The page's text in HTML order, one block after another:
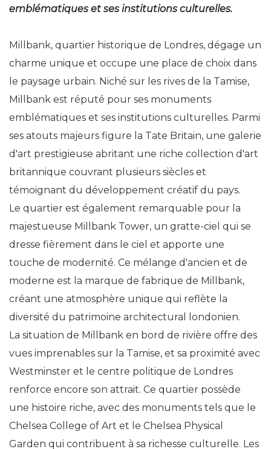
emblématiques et ses institutions culturelles.
Millbank, quartier historique de Londres, dégage un
charme unique et occupe une place de choix dans
le paysage urbain. Niché sur les rives de la Tamise,
Millbank est réputé pour ses monuments
emblématiques et ses institutions culturelles. Parmi
ses atouts majeurs figure la Tate Britain, une galerie
d'art prestigieuse abritant une riche collection d'art
britannique couvrant plusieurs siècles et
témoignant du développement créatif du pays.
Le quartier est également remarquable pour la
majestueuse Millbank Tower, un gratte-ciel qui se
dresse fièrement dans le ciel et apporte une
touche de modernité. Ce mélange d'ancien et de
moderne est la marque de fabrique de Millbank,
créant une atmosphère unique qui reflète la
diversité du patrimoine architectural londonien.
La situation de Millbank en bord de rivière offre des
vues imprenables sur la Tamise, et sa proximité avec
Westminster et le centre politique de Londres
renforce encore son attrait. Ce quartier possède
une histoire riche, avec des monuments tels que le
Chelsea College of Art et le Chelsea Physical
Garden qui contribuent à sa richesse culturelle. Les